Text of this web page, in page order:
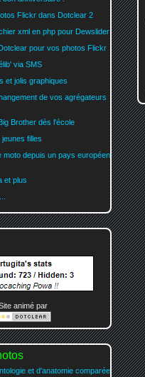
Flickr dans Dotclear 2
xml en php pour Dewslider
pour vos photos Flickr
via SMS
et jolis graphiques
de vos agrégateurs
Brother dès l'école
filles
moto depuis un pays européen
et plus
animé par
et d'anatomie comparée